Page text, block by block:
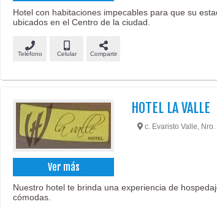
Hotel con habitaciones impecables para que su
ubicados en el Centro de la ciudad.
Teléfono Celular Compartir
Ver más
HOTEL LA VALLE
c. Evaristo Valle,
Nuestro hotel te brinda una experiencia de
cómodas.